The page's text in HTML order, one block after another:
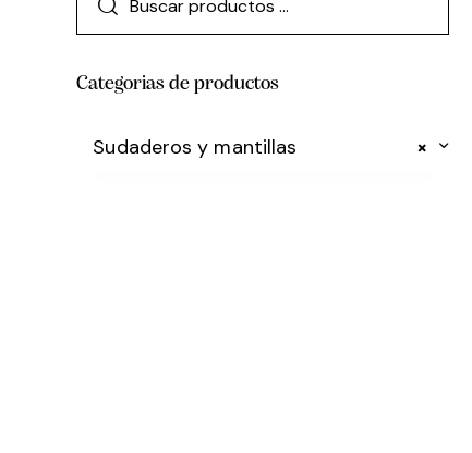
Categorias de productos
×
Sudaderos y mantillas